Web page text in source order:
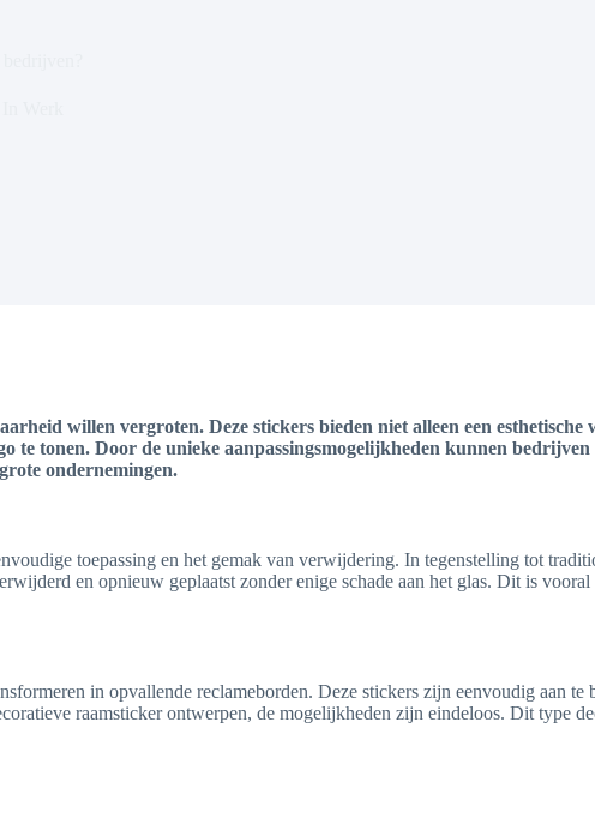
willen vergroten. Deze stickers bieden niet alleen een
te tonen. Door de unieke aanpassingsmogelijkheden kunnen
ondernemingen.
toepassing en het gemak van verwijdering. In tegenstelling tot
en opnieuw geplaatst zonder enige schade aan het glas. Dit is
in opvallende reclameborden. Deze stickers zijn eenvoudig aan
raamsticker ontwerpen, de mogelijkheden zijn eindeloos. Dit type